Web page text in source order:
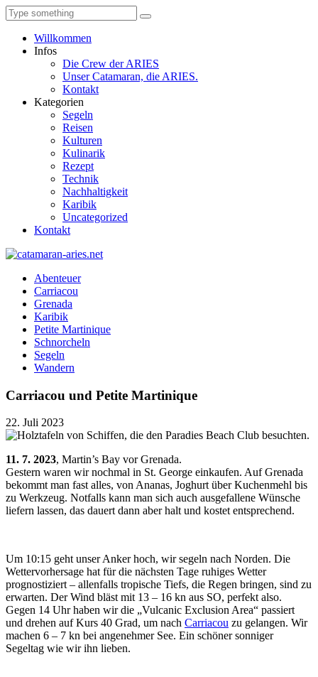
Willkommen
Infos
Die Crew der ARIES
Unser Catamaran, die ARIES.
Kontakt
Kategorien
Segeln
Reisen
Kulturen
Kulinarik
Rezept
Technik
Nachhaltigkeit
Karibik
Uncategorized
Kontakt
Abenteuer
Carriacou
Grenada
Karibik
Petite Martinique
Schnorcheln
Segeln
Wandern
Carriacou und Petite Martinique
22. Juli 2023
11. 7. 2023, Martin’s Bay vor Grenada.
Gestern waren wir nochmal in St. George einkaufen. Auf Grenada
bekommt man fast alles, von Ananas, Joghurt über Kuchenmehl bis
zu Werkzeug. Notfalls kann man sich auch ausgefallene Wünsche
liefern lassen, das dauert dann aber halt und kostet entsprechend.
Um 10:15 geht unser Anker hoch, wir segeln nach Norden. Die
Wettervorhersage hat für die nächsten Tage ruhiges Wetter
prognostiziert – allenfalls tropische Tiefs, die Regen bringen, sind zu
erwarten. Der Wind bläst mit 13 – 16 kn aus SO, perfekt also.
Gegen 14 Uhr haben wir die „Vulcanic Exclusion Area“ passiert
und drehen auf Kurs 40 Grad, um nach Carriacou zu gelangen. Wir
machen 6 – 7 kn bei angenehmer See. Ein schöner sonniger
Segeltag wie wir ihn lieben.